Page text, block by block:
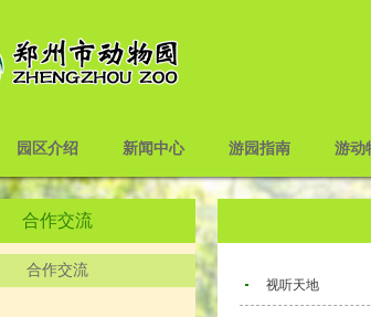
园区介绍 新闻中心 游园指南 游动
合作交流
合作交流
视听天地